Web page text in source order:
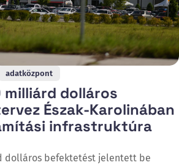
adatközpont
milliárd dolláros
Észak-Karolinában
infrastruktúra
dolláros befektetést jelentett be